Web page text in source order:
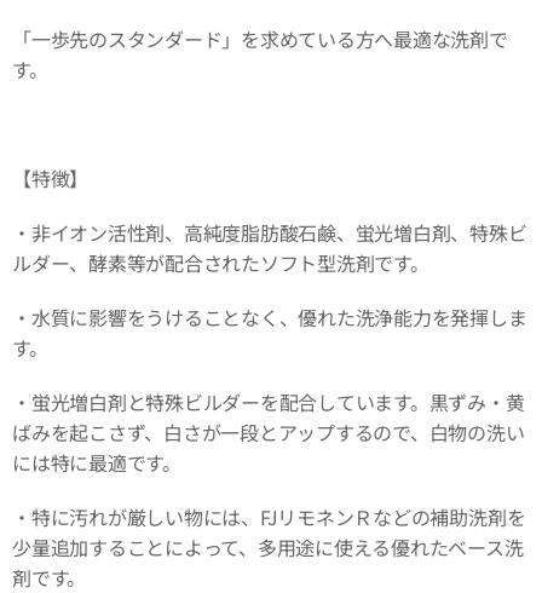
「一歩先のスタンダード」を求めている方へ最適な洗剤で
す。
【特徴】
・非イオン活性剤、高純度脂肪酸石鹸、蛍光増白剤、特殊ビ
ルダー、酵素等が配合されたソフト型洗剤です。
・水質に影響をうけることなく、優れた洗浄能力を発揮しま
す。
・蛍光増白剤と特殊ビルダーを配合しています。黒ずみ・黄
ばみを起こさず、白さが一段とアップするので、白物の洗い
には特に最適です。
・特に汚れが厳しい物には、FJリモネンＲなどの補助洗剤を
少量追加することによって、多用途に使える優れたベース洗
剤です。